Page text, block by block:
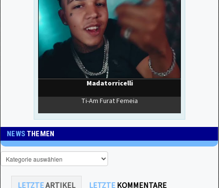
NEWSTHEMEN
LETZTEARTIKEL LETZTE KOMMENTARE